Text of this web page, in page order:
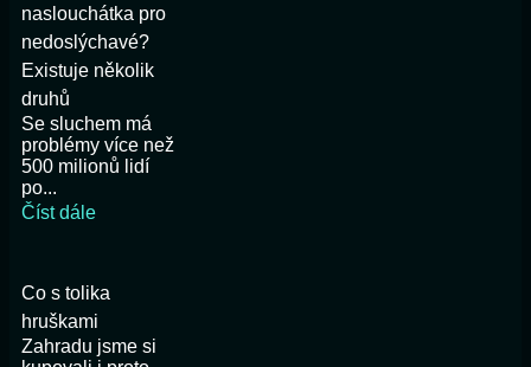
naslouchátka pro
nedoslýchavé?
Existuje několik
druhů
Se sluchem má
problémy více než
500 milionů lidí
po...
Číst dále
Co s tolika
hruškami
Zahradu jsme si